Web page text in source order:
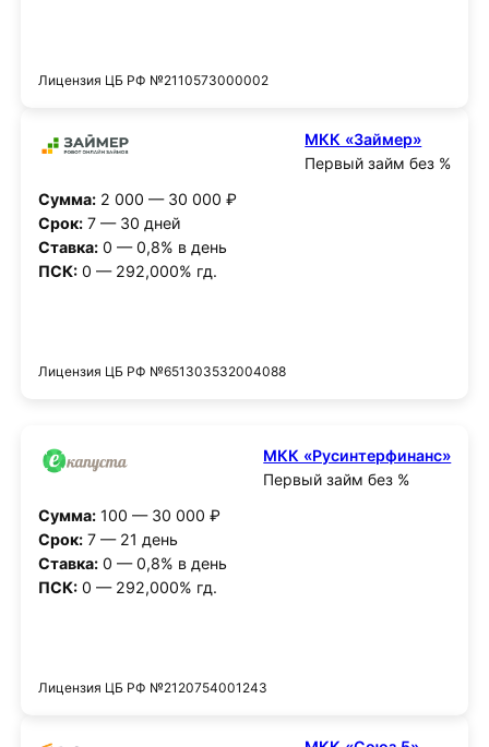
Лицензия ЦБ РФ №2110573000002
МКК «Займер»
Первый займ без %
Сумма:2 000 — 30 000 ₽
Срок:7 — 30 дней
Ставка:0 — 0,8% в день
ПСК:0 — 292,000% гд.
Лицензия ЦБ РФ №651303532004088
МКК «Русинтерфинанс»
Первый займ без %
Сумма:100 — 30 000 ₽
Срок:7 — 21 день
Ставка:0 — 0,8% в день
ПСК:0 — 292,000% гд.
Лицензия ЦБ РФ №2120754001243